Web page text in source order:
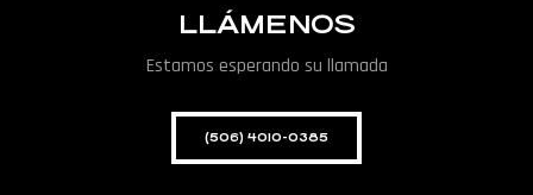
LLÁMENOS
Estamos esperando su llamada
(506) 4010-0385